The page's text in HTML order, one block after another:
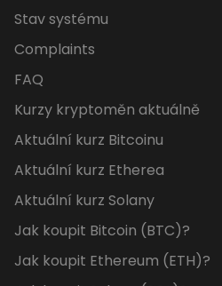
Stav systému
Complaints
FAQ
Kurzy kryptoměn aktuálně
Aktuální kurz Bitcoinu
Aktuální kurz Etherea
Aktuální kurz Solany
Jak koupit Bitcoin (BTC)?
Jak koupit Ethereum (ETH)?